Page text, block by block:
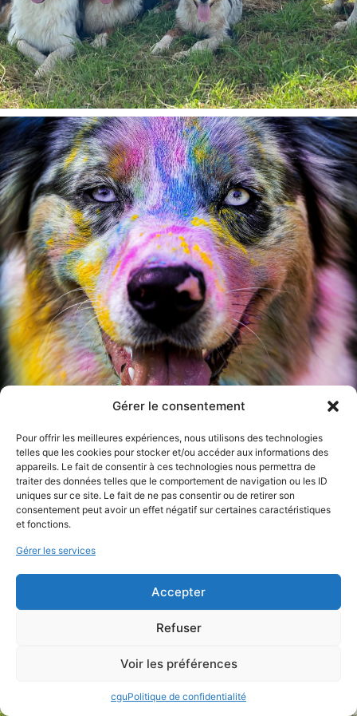
Gérer le consentement
Pour offrir les meilleures expériences, nous utilisons des technologies
telles que les cookies pour stocker et/ou accéder aux informations des
appareils. Le fait de consentir à ces technologies nous permettra de
traiter des données telles que le comportement de navigation ou les ID
uniques sur ce site. Le fait de ne pas consentir ou de retirer son
consentement peut avoir un effet négatif sur certaines caractéristiques
et fonctions.
Gérer les services
Accepter
Refuser
Voir les préférences
cguPolitique de confidentialité